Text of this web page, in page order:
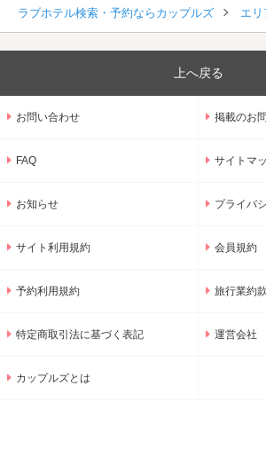
ラブホテル検索・予約ならカップルズ エ
上へ戻る
お問い合わせ 掲載のお
FAQ サイトマ
お知らせ プライバ
サイト利用規約 会員規約
予約利用規約 旅行業約款
特定商取引法に基づく表記 運営会社
カップルズとは